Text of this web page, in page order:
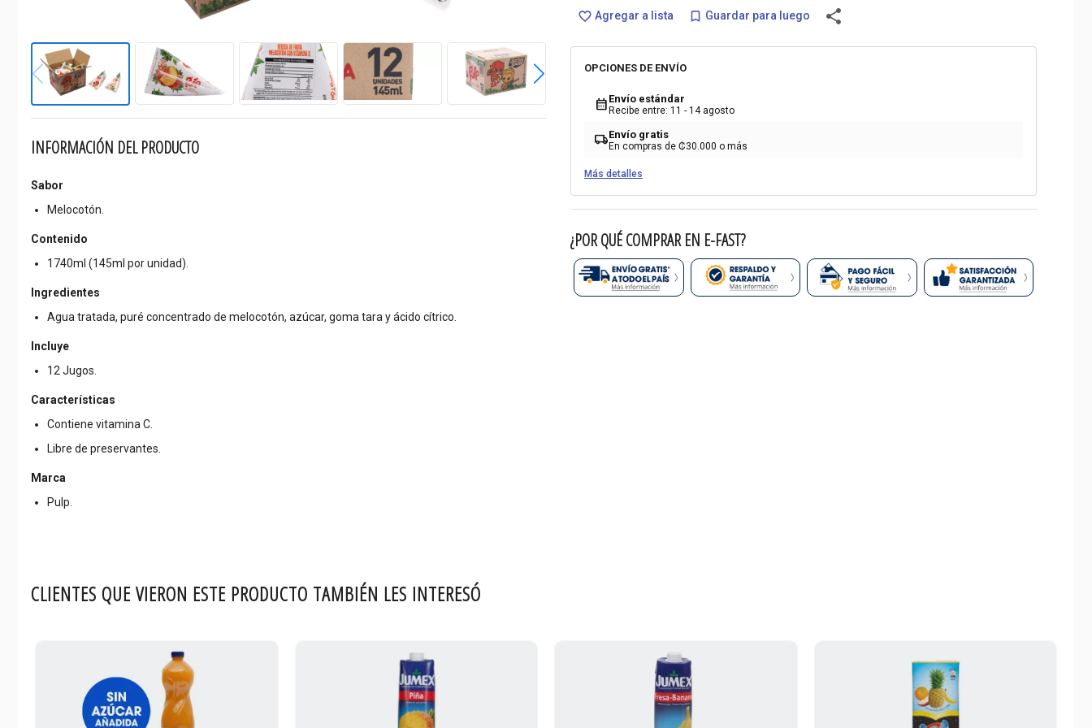
INFORMACIÓN DEL PRODUCTO
Sabor
Melocotón.
Contenido
1740ml (145ml por unidad).
Ingredientes
Agua tratada, puré concentrado de melocotón, azúcar, goma tara y ácido cítrico.
Incluye
12 Jugos.
Características
Contiene vitamina C.
Libre de preservantes.
Marca
Pulp.
favorite_border Agregar a lista bookmark_border Guardar para luego share
OPCIONES DE ENVÍO
calendar_month Envío estándar
Recibe entre: 11 - 14 agosto
local_shippingEnvío gratis
En compras de ₡30.000 o más
Más detalles
¿POR QUÉ COMPRAR EN E-FAST?
CLIENTES QUE VIERON ESTE PRODUCTO TAMBIÉN LES INTERESÓ